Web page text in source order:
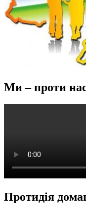
Ми – проти
Протидія